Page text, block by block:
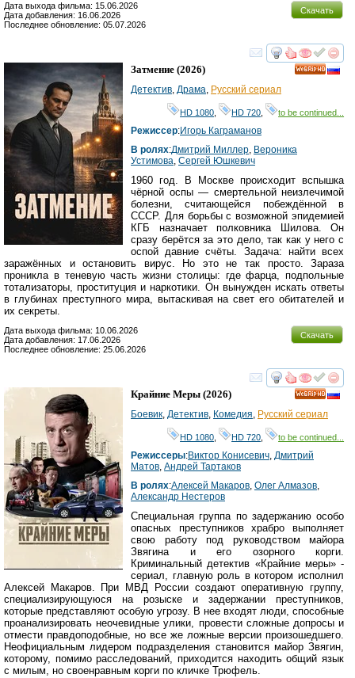
Скачать
Дата выхода фильма: 15.06.2026
Дата добавления: 16.06.2026
Последнее обновление: 05.07.2026
смотреть
Затмение (2026)
Детектив, Драма, Русский сериал
HD 1080, HD 720, to be continued...
Режиссер:Игорь Каграманов
В ролях:Дмитрий Миллер, Вероника
Устимова, Сергей Юшкевич
1960 год. В Москве происходит вспышка
чёрной оспы — смертельной неизлечимой
болезни, считающейся побеждённой в
СССР. Для борьбы с возможной эпидемией
КГБ назначает полковника Шилова. Он
сразу берётся за это дело, так как у него с
оспой давние счёты. Задача: найти всех
заражённых и остановить вирус. Но это не так просто. Зараза
проникла в теневую часть жизни столицы: где фарца, подпольные
тотализаторы, проституция и наркотики. Он вынужден искать ответы
в глубинах преступного мира, вытаскивая на свет его обитателей и
их секреты.
Скачать
Дата выхода фильма: 10.06.2026
Дата добавления: 17.06.2026
Последнее обновление: 25.06.2026
смотреть
Крайние Меры (2026)
Боевик, Детектив, Комедия, Русский сериал
HD 1080 HD 720 to be continued...
Режиссеры:Виктор Конисевич, Дмитрий
Матов, Андрей Тартаков
В ролях:Алексей Макаров, Олег Алмазов,
Александр Нестеров
Специальная группа по задержанию особо
опасных преступников храбро выполняет
свою работу под руководством майора
Звягина и его озорного корги.
Криминальный детектив «Крайние меры» -
сериал, главную роль в котором исполнил
Алексей Макаров. При МВД России создают оперативную группу,
специализирующуюся на розыске и задержании преступников,
которые представляют особую угрозу. В нее входят люди, способные
проанализировать неочевидные улики, провести сложные допросы и
отмести правдоподобные, но все же ложные версии произошедшего.
Неофициальным лидером подразделения становится майор Звягин,
которому, помимо расследований, приходится находить общий язык
с милым, но своенравным корги по кличке Трюфель.